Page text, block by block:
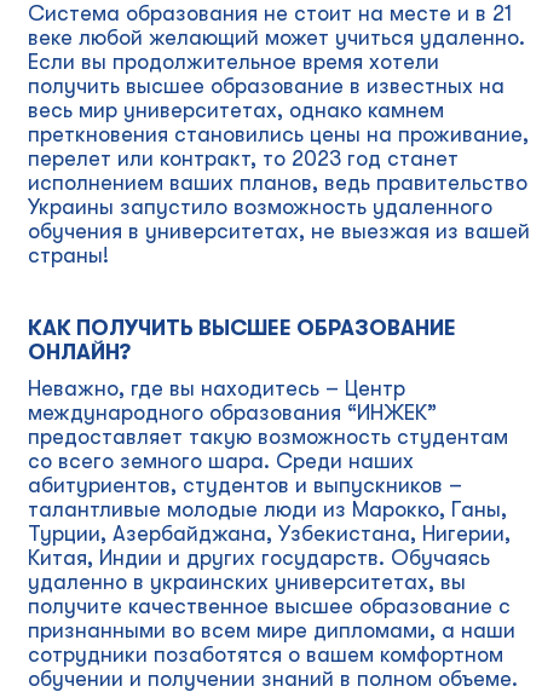
Система образования не стоит на месте и в 21
веке любой желающий может учиться удаленно.
Если вы продолжительное время хотели
получить высшее образование в известных на
весь мир университетах, однако камнем
преткновения становились цены на проживание,
перелет или контракт, то 2023 год станет
исполнением ваших планов, ведь правительство
Украины запустило возможность удаленного
обучения в университетах, не выезжая из вашей
страны!
КАК ПОЛУЧИТЬ ВЫСШЕЕ ОБРАЗОВАНИЕ
ОНЛАЙН?
Неважно, где вы находитесь – Центр
международного образования “ИНЖЕК”
предоставляет такую возможность студентам
со всего земного шара. Среди наших
абитуриентов, студентов и выпускников –
талантливые молодые люди из Марокко, Ганы,
Турции, Азербайджана, Узбекистана, Нигерии,
Китая, Индии и других государств. Обучаясь
удаленно в украинских университетах, вы
получите качественное высшее образование с
признанными во всем мире дипломами, а наши
сотрудники позаботятся о вашем комфортном
обучении и получении знаний в полном объеме.